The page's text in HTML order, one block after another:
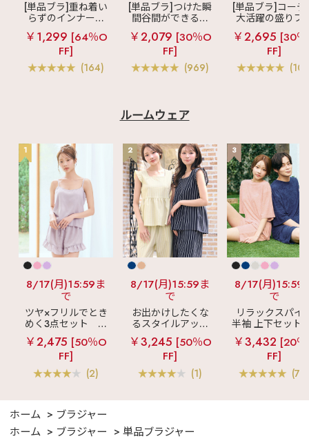
[単品ブラ]重ね着い
らずのインナーブ
ラ
リッチバスト
ブラトップ (ワイヤ
ー入り)
￥1,299 [64％O
FF]
(164)
[単品ブラ]つけた瞬
間谷間ができるシ
ームレスブラ
超
盛ブラ(R) シームレ
ス 単品ブラジャー
￥2,079 [30％O
FF]
(969)
[単品ブラ]コーデ
大活躍の盛りブ
ショートレン
ス ブラトップ 超
ブラ(R) 単品ブ
ャー
￥2,695 [30
FF]
ルームウェア
1
8/17(月)15:59ま
で
ツヤ×フリルでとき
めく3点セット
シ
ルキー ショートパ
ンツ 3点セット
￥2,475 [50％O
FF]
(2)
2
8/17(月)15:59ま
で
お出かけしたくな
るスタイルアップ
見え
ストライプ
フリル ロングパン
ツ 綿混 上下セット
￥3,245 [50％O
FF]
(1)
3
8/17(月)15:59
で
リラックスパイ
半袖 上下セット
女兼用サイズ)
￥3,432 [20
FF]
ホーム
ブラジャー
ホーム
ブラジャー
単品ブラジャー